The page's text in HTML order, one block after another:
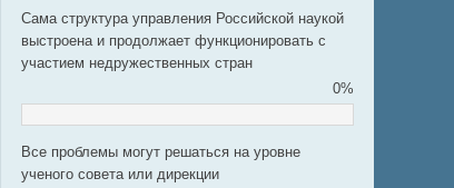
Сама структура управления Российской наукой
выстроена и продолжает функционировать с
участием недружественных стран
0%
Все проблемы могут решаться на уровне
ученого совета или дирекции